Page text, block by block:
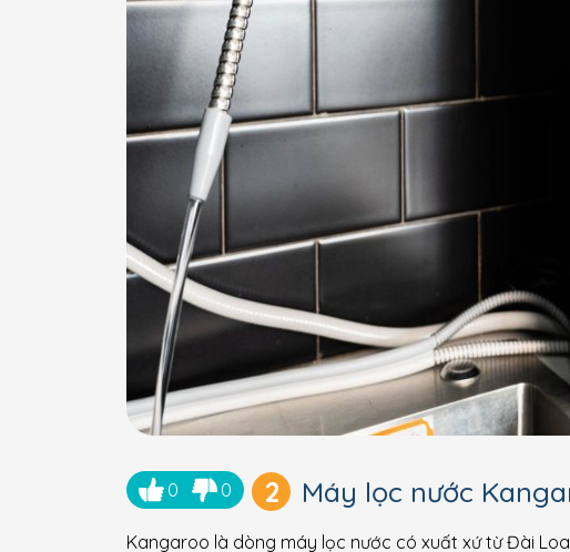
0 0 2 Máy lọc nước
Kangaroo là dòng máy lọc nước có xuất xứ từ Đài